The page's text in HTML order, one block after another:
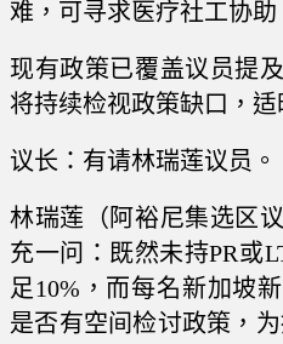
难，可寻求医疗社工协助
现有政策已覆盖议员提
将持续检视政策缺口，
议长：有请林瑞莲议员。
林瑞莲（阿裕尼集选区
充一问：既然未持PR或
足10%，而每名新加坡
是否有空间检讨政策，